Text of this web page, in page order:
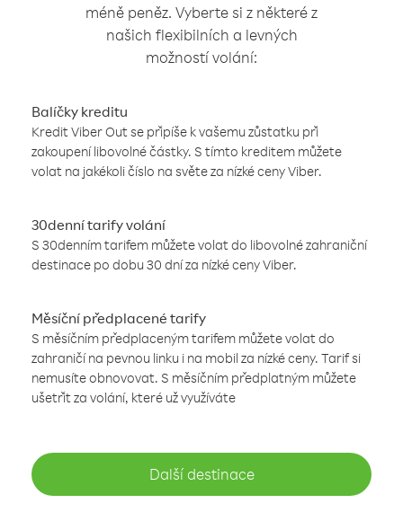
méně peněz. Vyberte si z některé z
našich flexibilních a levných
možností volání:
Balíčky kreditu
Kredit Viber Out se připíše k vašemu zůstatku při
zakoupení libovolné částky. S tímto kreditem můžete
volat na jakékoli číslo na světe za nízké ceny Viber.
30denní tarify volání
S 30denním tarifem můžete volat do libovolné zahraniční
destinace po dobu 30 dní za nízké ceny Viber.
Měsíční předplacené tarify
S měsíčním předplaceným tarifem můžete volat do
zahraničí na pevnou linku i na mobil za nízké ceny. Tarif si
nemusíte obnovovat. S měsíčním předplatným můžete
ušetřit za volání, které už využíváte
Další destinace